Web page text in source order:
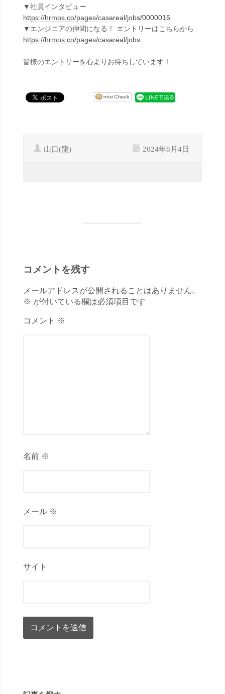
▼社員インタビュー
https://hrmos.co/pages/casareal/jobs/0000016
▼エンジニアの仲間になる！ エントリーはこちらから
https://hrmos.co/pages/casareal/jobs
皆様のエントリーを心よりお待ちしています！
山口(龍) 2024年8月4日
コメントを残す
メールアドレスが公開されることはありません。
※ が付いている欄は必須項目です
コメント ※
名前 ※
メール ※
サイト